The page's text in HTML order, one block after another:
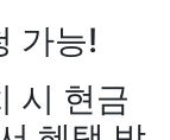
가능!
시 현금